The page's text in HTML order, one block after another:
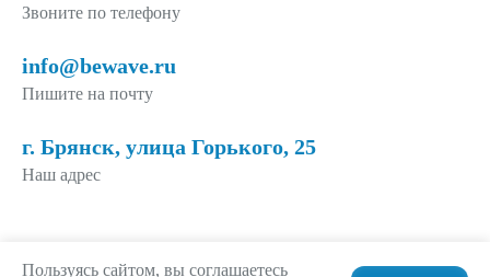
Звоните по телефону
info@bewave.ru
Пишите на почту
г. Брянск, улица Горького, 25
Наш адрес
Пользуясь сайтом, вы соглашаетесь